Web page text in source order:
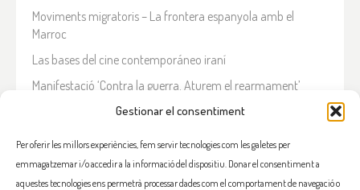
Gestionar el consentiment
Per oferir les millors experiències, fem servir tecnologies com les galetes per
emmagatzemar i/o accedir a la informació del dispositiu. Donar el consentiment a
aquestes tecnologies ens permetrà processar dades com el comportament de navegació o
Moviments migratoris – La frontera espanyola amb el
Marroc
Las bases del cine contemporáneo iraní
Manifestació ‘Contra la guerra. Aturem el rearmament’
En solidaritat amb el Líban
Què està passant a l’Iran?
COMENTARIS RECENTS